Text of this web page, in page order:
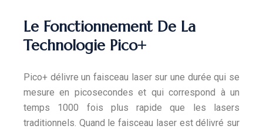
Le Fonctionnement De La
Technologie Pico+
Pico+ délivre un faisceau laser sur une durée qui se
mesure en picosecondes et qui correspond à un
temps 1000 fois plus rapide que les lasers
traditionnels. Quand le faisceau laser est délivré sur